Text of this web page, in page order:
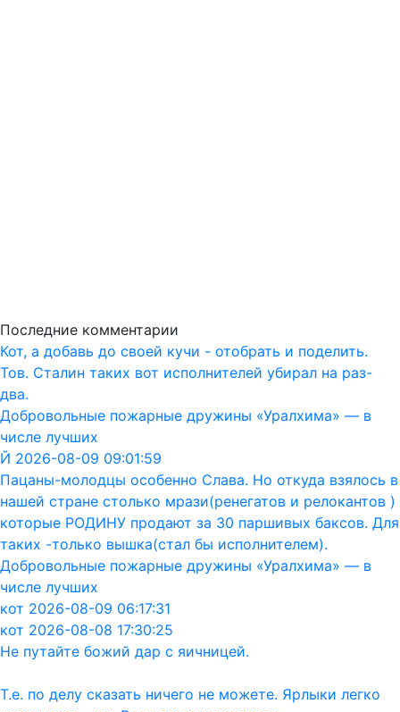
Последние комментарии
Кот, а добавь до своей кучи - отобрать и поделить.
Тов. Сталин таких вот исполнителей убирал на раз-
два.
Добровольные пожарные дружины «Уралхима» — в
числе лучших
Й 2026-08-09 09:01:59
Пацаны-молодцы особенно Слава. Но откуда взялось в
нашей стране столько мрази(ренегатов и релокантов )
которые РОДИНУ продают за 30 паршивых баксов. Для
таких -только вышка(стал бы исполнителем).
Добровольные пожарные дружины «Уралхима» — в
числе лучших
кот 2026-08-09 06:17:31
кот 2026-08-08 17:30:25
Не путайте божий дар с яичницей.
Т.е. по делу сказать ничего не можете. Ярлыки легко